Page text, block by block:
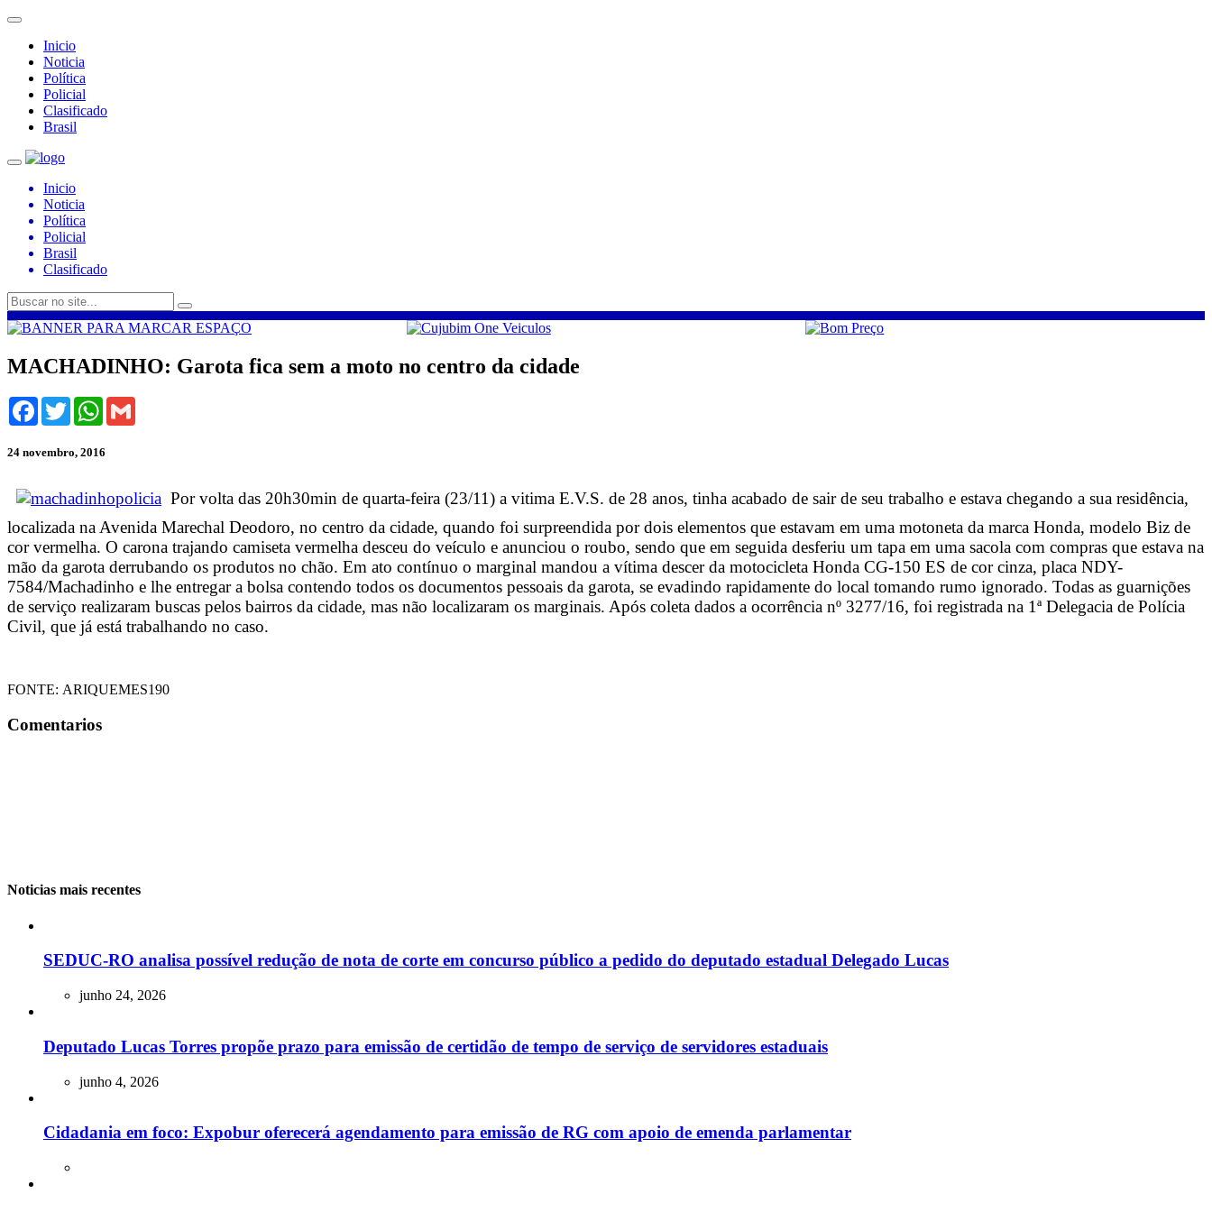
Inicio
Noticia
Política
Policial
Clasificado
Brasil
Inicio
Noticia
Política
Policial
Brasil
Clasificado
MACHADINHO: Garota fica sem a moto no centro da cidade
Facebook
TwitterWhatsApp
24 novembro, 2016
Por volta das 20h30min de quarta-feira (23/11) a vitima E.V.S. de 28 anos, tinha acabado de sair de seu trabalho e estava chegando a sua residência,
localizada na Avenida Marechal Deodoro, no centro da cidade, quando foi surpreendida por dois elementos que estavam em uma motoneta da marca Honda, modelo Biz de
cor vermelha. O carona trajando camiseta vermelha desceu do veículo e anunciou o roubo, sendo que em seguida desferiu um tapa em uma sacola com compras que estava na
mão da garota derrubando os produtos no chão. Em ato contínuo o marginal mandou a vítima descer da motocicleta Honda CG-150 ES de cor cinza, placa NDY-
7584/Machadinho e lhe entregar a bolsa contendo todos os documentos pessoais da garota, se evadindo rapidamente do local tomando rumo ignorado. Todas as guarnições
de serviço realizaram buscas pelos bairros da cidade, mas não localizaram os marginais. Após coleta dados a ocorrência nº 3277/16, foi registrada na 1ª Delegacia de Polícia
Civil, que já está trabalhando no caso.
FONTE: ARIQUEMES190
Comentarios
Noticias mais recentes
SEDUC-RO analisa possível redução de nota de corte em concurso público a pedido do deputado estadual Delegado Lucas
junho 24, 2026
Deputado Lucas Torres propõe prazo para emissão de certidão de tempo de serviço de servidores estaduais
junho 4, 2026
Cidadania em foco: Expobur oferecerá agendamento para emissão de RG com apoio de emenda parlamentar